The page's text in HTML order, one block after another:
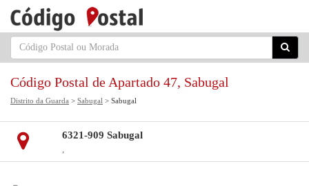
Código Postal de Apartado 47, Sabugal
Distrito da Guarda > Sabugal > Sabugal
6321-909 Sabugal
,